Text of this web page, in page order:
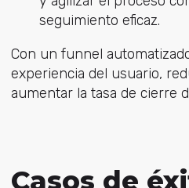
seguimiento eficaz.
Con un funnel
experiencia del usuario,
aumentar la tasa de cierre
Casos de